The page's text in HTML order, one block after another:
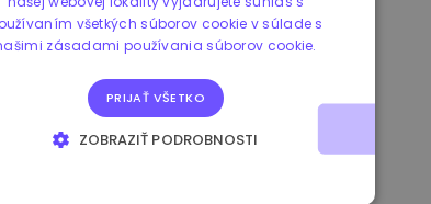
€ -4.80% 3.2B €
všetkých súborov cookie v súlade s
zásadami používania súborov cookie.
PRIJAŤ VŠETKO
ZOBRAZIŤ PODROBNOSTI